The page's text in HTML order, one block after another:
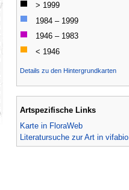
> 1999
1984 – 1999
1946 – 1983
< 1946
Details zu den Hintergrundkarten
Artspezifische Links
Karte in FloraWeb
Literatursuche zur Art in vifabio